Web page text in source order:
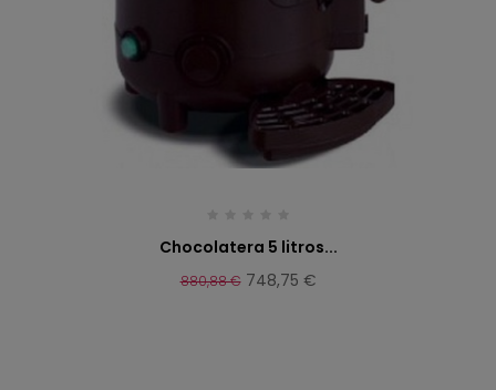
Chocolatera 5 litros...
880,88 € 748,75 €